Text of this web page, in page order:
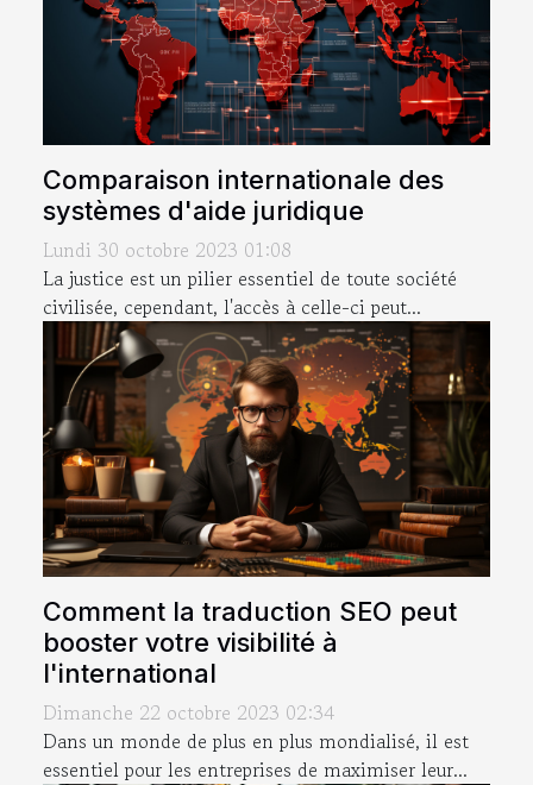
Comparaison internationale des
systèmes d'aide juridique
Lundi 30 octobre 2023 01:08
La justice est un pilier essentiel de toute société
civilisée, cependant, l'accès à celle-ci peut...
Comment la traduction SEO peut
booster votre visibilité à
l'international
Dimanche 22 octobre 2023 02:34
Dans un monde de plus en plus mondialisé, il est
essentiel pour les entreprises de maximiser leur...